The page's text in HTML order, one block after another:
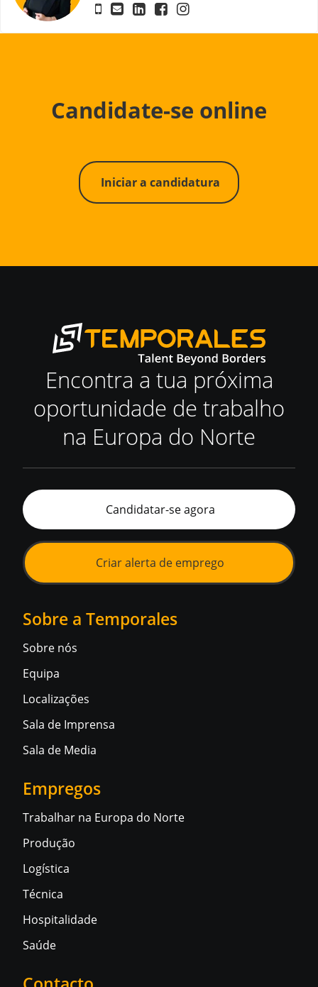
Candidate-se online
Iniciar a candidatura
Encontra a tua próxima
oportunidade de trabalho
na Europa do Norte
Candidatar-se agora
Criar alerta de emprego
Sobre a Temporales
Sobre nós
Equipa
Localizações
Sala de Imprensa
Sala de Media
Empregos
Trabalhar na Europa do Norte
Produção
Logística
Técnica
Hospitalidade
Saúde